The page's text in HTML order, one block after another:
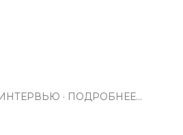
ИНТЕРВЬЮ ПОДРОБНЕЕ…